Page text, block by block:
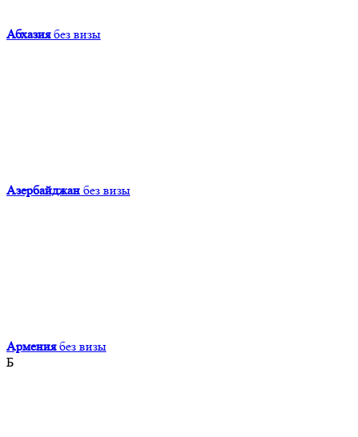
Абхазия без визы
Азербайджан без визы
Армения без визы
Б